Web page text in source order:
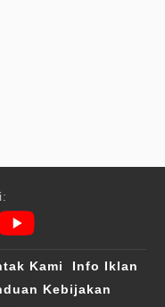
Kami
Info Iklan
Kebijakan